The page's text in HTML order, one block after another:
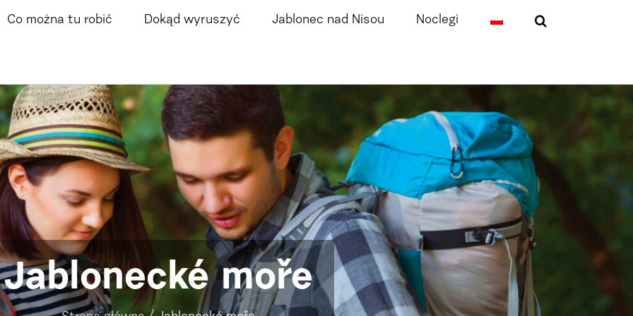
Co można tu robić Dokąd wyruszyć Jablonec nad Nisou Noclegi
Jablonecké moře